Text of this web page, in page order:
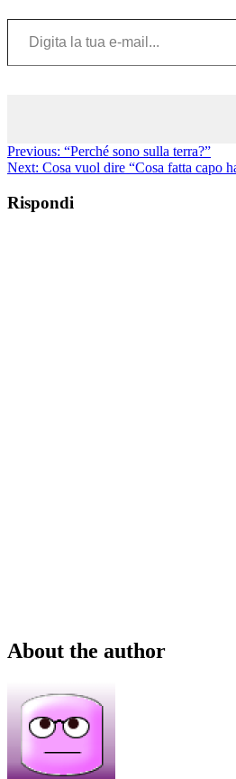
Digita la tua e-mail...
Previous: “Perché sono sulla terra?”
Next: Cosa vuol dire “Cosa fatta capo
Rispondi
About the author